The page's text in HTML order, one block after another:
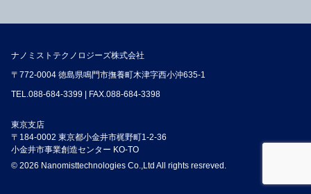
ナノミストテクノロジーズ株式会社
〒772-0004 徳島県鳴門市撫養町木津字西小沖635-1
TEL.088-684-3399 | FAX.088-684-3398
東京支店
〒184-0002 東京都小金井市梶野町1-2-36
小金井市事業創造センター KO-TO
© 2026 Nanomisttechnologies Co.,Ltd All rights resreved.